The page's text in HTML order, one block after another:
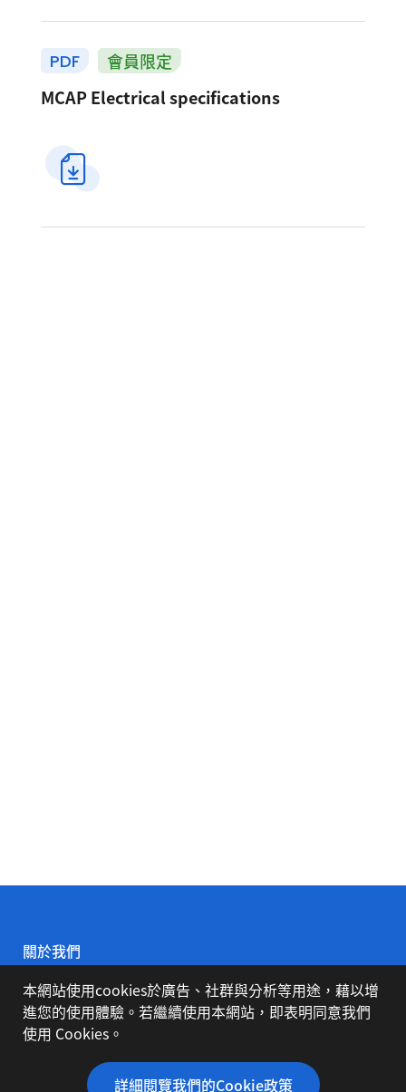
PDF
會員限定
MCAP Electrical specifications
關於我們
公司簡介
代理品牌
本網站使用cookies於廣告、社群與分析等用途，藉以增
進您的使用體驗。若繼續使用本網站，即表明同意我們
使用 Cookies。
詳細閱覽我們的Cookie政策